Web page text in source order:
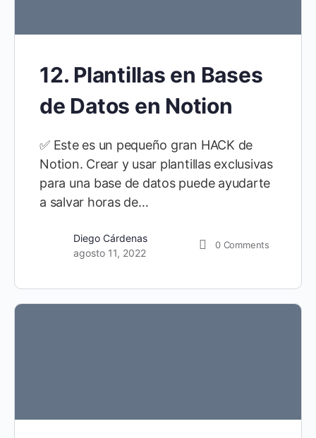
12. Plantillas en Bases
de Datos en Notion
✅ Este es un pequeño gran HACK de
Notion. Crear y usar plantillas exclusivas
para una base de datos puede ayudarte
a salvar horas de…
Diego Cárdenas
agosto 11, 2022
0 Comments